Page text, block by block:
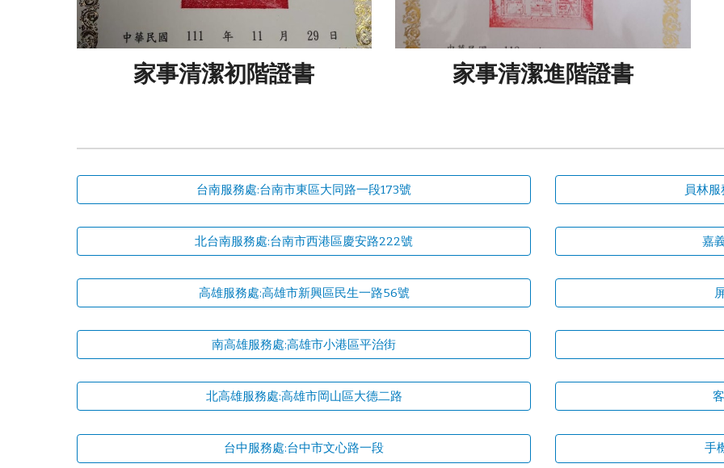
家事清潔初階證書 家事清潔進階證書
台南服務處:台南市東區大同路一段173號
北台南服務處:台南市西港區慶安路222號
高雄服務處:高雄市新興區民生一路56號
南高雄服務處:高雄市小港區平治街
北高雄服務處:高雄市岡山區大德二路
台中服務處:台中市文心路一段
員林
嘉
手